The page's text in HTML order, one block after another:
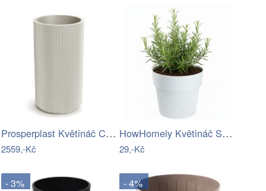
Prosperplast Květináč Coros Round High…
2559,-Kč
HowHomely Květináč SILVA LINE 11,5x13,2…
29,-Kč
- 3% - 4%